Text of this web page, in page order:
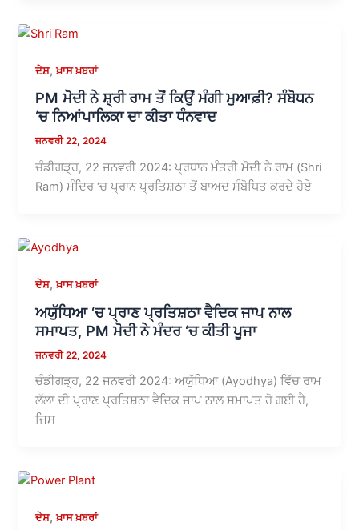
ਦੇਸ਼,ਖ਼ਾਸ ਖ਼ਬਰਾਂ
PM ਮੋਦੀ ਨੇ ਸ਼੍ਰੀ ਰਾਮ ਤੋਂ ਕਿਉਂ ਮੰਗੀ ਮੁਆਫ਼ੀ? ਸੰਬੋਧਨ
‘ਚ ਨਿਆਂਪਾਲਿਕਾ ਦਾ ਕੀਤਾ ਧੰਨਵਾਦ
ਜਨਵਰੀ 22, 2024
ਚੰਡੀਗੜ੍ਹ, 22 ਜਨਵਰੀ 2024: ਪ੍ਰਧਾਨ ਮੰਤਰੀ ਮੋਦੀ ਨੇ ਰਾਮ (Shri
Ram) ਮੰਦਿਰ ‘ਚ ਪ੍ਰਾਨ ਪ੍ਰਤਿਸ਼ਠਾ ਤੋਂ ਬਾਅਦ ਸੰਬੋਧਿਤ ਕਰਦੇ ਹੋਏ
ਦੇਸ਼,ਖ਼ਾਸ ਖ਼ਬਰਾਂ
ਅਯੁੱਧਿਆ ‘ਚ ਪ੍ਰਾਣ ਪ੍ਰਤਿਸ਼ਠਾ ਵੈਦਿਕ ਜਾਪ ਨਾਲ
ਸਮਾਪਤ, PM ਮੋਦੀ ਨੇ ਮੰਦਰ ‘ਚ ਕੀਤੀ ਪੂਜਾ
ਜਨਵਰੀ 22, 2024
ਚੰਡੀਗੜ੍ਹ, 22 ਜਨਵਰੀ 2024: ਅਯੁੱਧਿਆ (Ayodhya) ਵਿੱਚ ਰਾਮ
ਲੱਲਾ ਦੀ ਪ੍ਰਾਣ ਪ੍ਰਤਿਸ਼ਠਾ ਵੈਦਿਕ ਜਾਪ ਨਾਲ ਸਮਾਪਤ ਹੋ ਗਈ ਹੈ,
ਜਿਸ
ਦੇਸ਼,ਖ਼ਾਸ ਖ਼ਬਰਾਂ